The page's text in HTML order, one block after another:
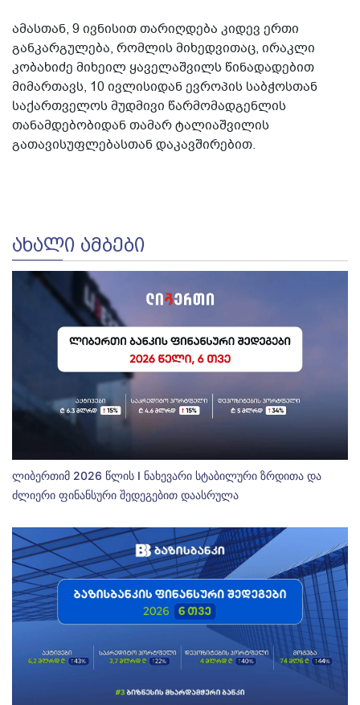
ამასთან, 9 ივნისით თარიღდება კიდევ ერთი
განკარგულება, რომლის მიხედვითაც, ირაკლი
კობახიძე მიხეილ ყაველაშვილს წინადადებით
მიმართავს, 10 ივლისიდან ევროპის საბჭოსთან
საქართველოს მუდმივი წარმომადგენლის
თანამდებობიდან თამარ ტალიაშვილის
გათავისუფლებასთან დაკავშირებით.
ᲐᲮᲐᲚᲘ ᲐᲛᲑᲔᲑᲘ
ლიბერთიმ 2026 წლის I ნახევარი სტაბილური ზრდითა და
ძლიერი ფინანსური შედეგებით დაასრულა